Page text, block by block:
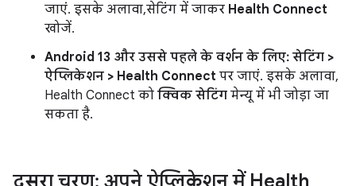
जाएं. इसके अलावा, सेटिंग में जाकर Health Connect
खोजें.
Android 13 और उससे पहले के वर्शन के लिए: सेटिंग >
ऐप्लिकेशन > Health Connect पर जाएं. इसके अलावा,
Health Connect को क्विक सेटिंग मेन्यू में भी जोड़ा जा
सकता है.
दूसरा चरण: अपने ऐप्लिकेशन में Health